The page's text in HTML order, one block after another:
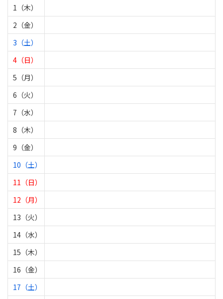
1（木）
2（金）
3（土）
4（日）
5（月）
6（火）
7（水）
8（木）
9（金）
10（土）
11（日）
12（月）
13（火）
14（水）
15（木）
16（金）
17（土）